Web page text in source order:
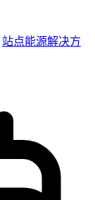
站点能源解决方